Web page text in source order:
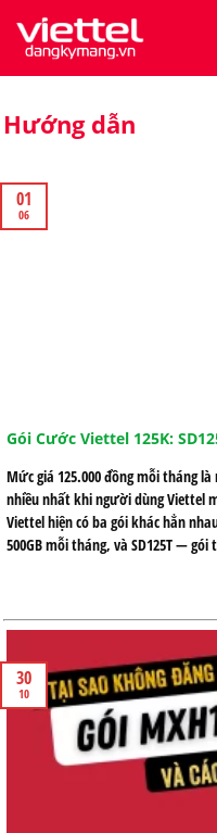
Hướng dẫn
Gói Cước Viettel 125K:
Mức giá 125.000 đồng mỗi tháng
nhiều nhất khi người dùng Viettel
Viettel hiện có ba gói khác hẳn
500GB mỗi tháng, và SD125T —
01
06
30
10